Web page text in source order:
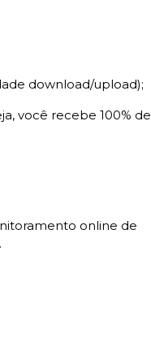
download/upload);
você recebe 100% de
online de